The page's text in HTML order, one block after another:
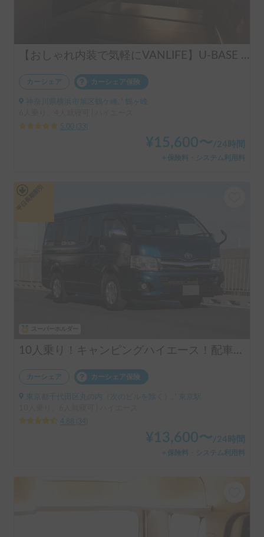
【おしゃれ内装で気軽にVANLIFE】U-BASE ONE | 運転しやすいハイエース！ポータブルエアコンで夏も冬も快適旅へ
カーシェア カーシェア保険
神奈川県横浜市旭区鶴ケ峰, ' 鶴ヶ峰
5.00
33
¥ 15,600〜 /24時間
＋保険料・システム利用料
10人乗り！キャンピングハイエース！配車無料！割引アリ！！
カーシェア カーシェア保険
東京都千代田区丸の内（次のビルを除く）, ' 東京駅
4.88
34
¥ 13,600〜 /24時間
＋保険料・システム利用料